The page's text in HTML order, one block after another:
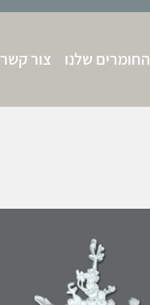
החומרים שלנו צור קשר